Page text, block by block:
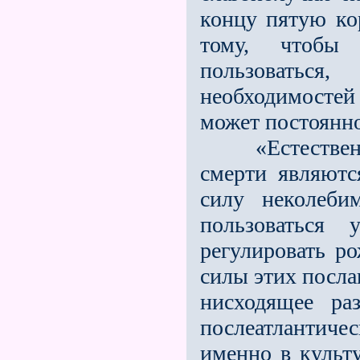
концу пятую
тому, чтобы
может
смерти
силу
регулировать
силы этих
нисходящее
именно в